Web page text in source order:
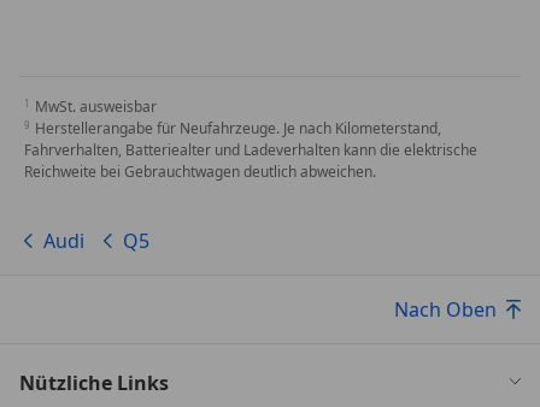
MwSt. ausweisbar
Herstellerangabe für Neufahrzeuge. Je nach Kilometerstand,
Fahrverhalten, Batteriealter und Ladeverhalten kann die elektrische
Reichweite bei Gebrauchtwagen deutlich abweichen.
Audi Q5
Nach Oben
Nützliche Links